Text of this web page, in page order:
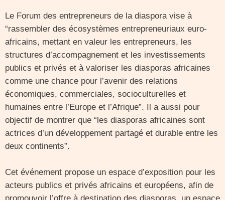
Le Forum des entrepreneurs de la diaspora vise à
“rassembler des écosystèmes entrepreneuriaux euro-
africains, mettant en valeur les entrepreneurs, les
structures d’accompagnement et les investissements
publics et privés et à valoriser les diasporas africaines
comme une chance pour l’avenir des relations
économiques, commerciales, socioculturelles et
humaines entre l’Europe et l’Afrique”. Il a aussi pour
objectif de montrer que “les diasporas africaines sont
actrices d’un développement partagé et durable entre les
deux continents”.
Cet événement propose un espace d’exposition pour les
acteurs publics et privés africains et européens, afin de